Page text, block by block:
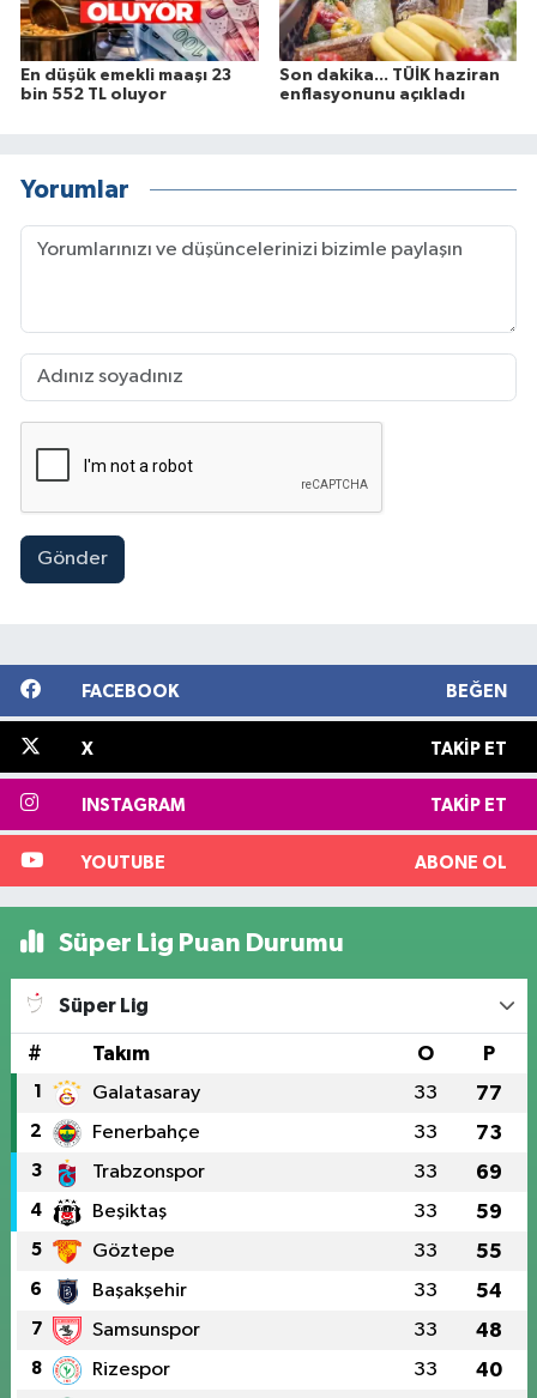
En düşük emekli maaşı 23
bin 552 TL oluyor
Son dakika... TÜİK haziran
enflasyonunu açıkladı
Yorumlar
Gönder
FACEBOOK BEĞEN
X TAKIP ET
INSTAGRAM TAKIP ET
YOUTUBE ABONE OL
Süper Lig Puan Durumu
Süper Lig
# Takım O P
1 Galatasaray 33 77
2 Fenerbahçe 33 73
3 Trabzonspor 33 69
4 Beşiktaş 33 59
5 Göztepe 33 55
6 Başakşehir 33 54
7 Samsunspor 33 48
8 Rizespor 33 40